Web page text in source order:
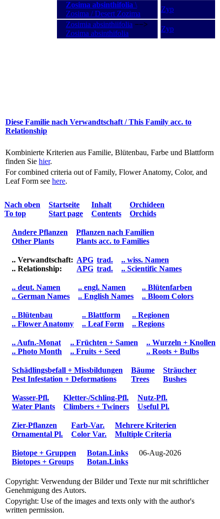
Zosima absinthifolia \
Zosima / Desert Zozima
Zyp
Zosimia absinthiifolia −−>
Zosima absinthifolia
Zyp
Diese Familie nach Verwandtschaft / This Family acc. to
Relationship
Kombinierte Kriterien aus Familie, Blütenbau, Farbe und Blattform
finden Sie hier.
For combined criteria out of Family, Flower Anatomy, Color, and
Leaf Form see here.
Nach oben
To top
Startseite
Start page
Inhalt
Contents
Orchideen
Orchids
Andere Pflanzen
Other Plants
Pflanzen nach Familien
Plants acc. to Families
.. Verwandtschaft:
.. Relationship:
APG
APG
trad.
trad.
.. wiss. Namen
.. Scientific Names
.. deut. Namen
.. German Names
.. engl. Namen
.. English Names
.. Blütenfarben
.. Bloom Colors
.. Blütenbau
.. Flower Anatomy
.. Blattform
.. Leaf Form
.. Regionen
.. Regions
.. Aufn.-Monat
.. Photo Month
.. Früchten + Samen
.. Fruits + Seed
.. Wurzeln + Knollen
.. Roots + Bulbs
Schädlingsbefall + Missbildungen
Pest Infestation + Deformations
Bäume
Trees
Sträucher
Bushes
Wasser-Pfl.
Water Plants
Kletter-/Schling-Pfl.
Climbers + Twiners
Nutz-Pfl.
Useful Pl.
Zier-Pflanzen
Ornamental Pl.
Farb-Var.
Color Var.
Mehrere Kriterien
Multiple Criteria
Biotope + Gruppen
Biotopes + Groups
Botan.Links
Botan.Links
06-Aug-2026
Copyright: Verwendung der Bilder und Texte nur mit schriftlicher
Genehmigung des Autors.
Copyright: Use of the images and texts only with the author's
written permission.